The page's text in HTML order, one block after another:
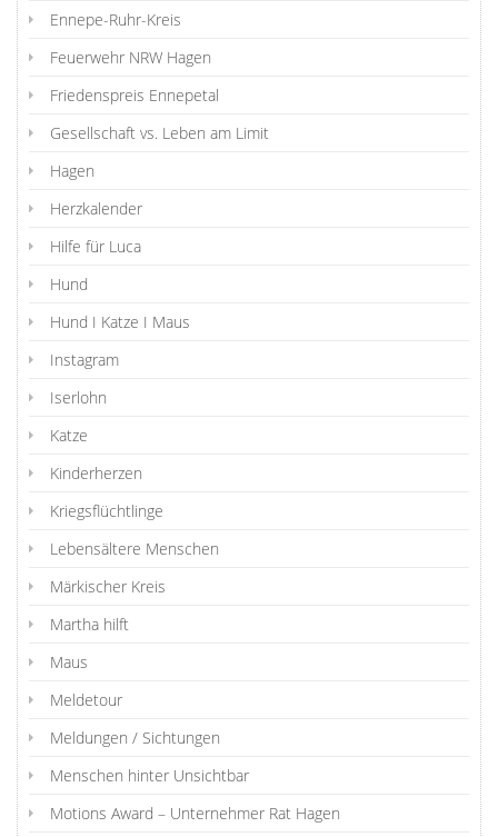
Ennepe-Ruhr-Kreis
Feuerwehr NRW Hagen
Friedenspreis Ennepetal
Gesellschaft vs. Leben am Limit
Hagen
Herzkalender
Hilfe für Luca
Hund
Hund I Katze I Maus
Instagram
Iserlohn
Katze
Kinderherzen
Kriegsflüchtlinge
Lebensältere Menschen
Märkischer Kreis
Martha hilft
Maus
Meldetour
Meldungen / Sichtungen
Menschen hinter Unsichtbar
Motions Award – Unternehmer Rat Hagen